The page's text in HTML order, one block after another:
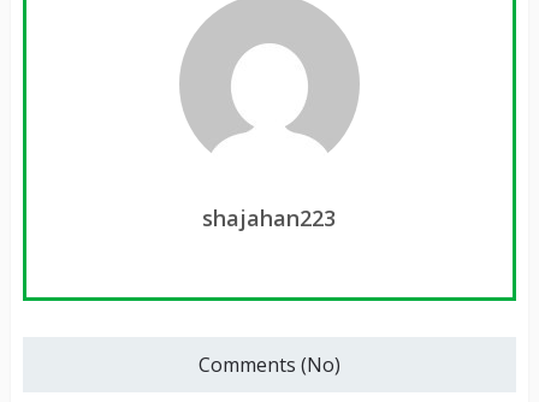
shajahan223
Comments (No)